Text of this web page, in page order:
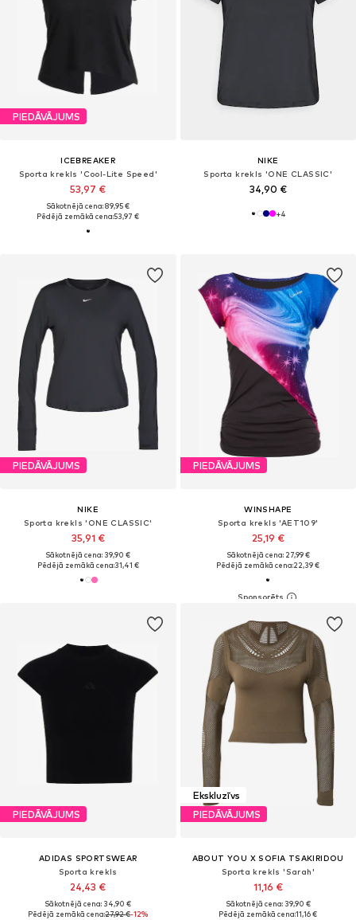
PIEDĀVĀJUMS
ICEBREAKER
Sporta krekls 'Cool-Lite Speed'
53,97 €
Sākotnējā cena: 89,95 €
Pēdējā zemākā cena:53,97 €
NIKE
Sporta krekls 'ONE CLASSIC'
34,90 €
+4
PIEDĀVĀJUMS
NIKE
Sporta krekls 'ONE CLASSIC'
35,91 €
Sākotnējā cena: 39,90 €
Pēdējā zemākā cena:31,41 €
PIEDĀVĀJUMS
WINSHAPE
Sporta krekls 'AET109'
25,19 €
Sākotnējā cena: 27,99 €
Pēdējā zemākā cena:22,39 €
PIEDĀVĀJUMS
ADIDAS SPORTSWEAR
Sporta krekls
24,43 €
Sākotnējā cena: 34,90 €
Pēdējā zemākā cena:27,92 €-12%
Ekskluzīvs
PIEDĀVĀJUMS
ABOUT YOU X SOFIA TSAKIRIDOU
Sporta krekls 'Sarah'
11,16 €
Sākotnējā cena: 39,90 €
Pēdējā zemākā cena:11,16 €